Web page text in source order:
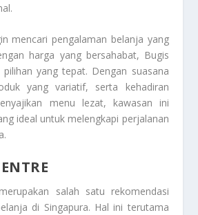
mencari pengalaman belanja yang
harga yang bersahabat, Bugis
yang tepat. Dengan suasana
yang variatif, serta kehadiran
menu lezat, kawasan ini
ideal untuk melengkapi perjalanan
salah satu rekomendasi
di Singapura. Hal ini terutama